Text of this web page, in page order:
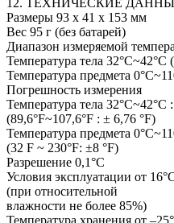
Размеры 93 х 41 х 153 мм
Вес 95 г (без батарей)
Диапазон измеряемой
Температура тела 32°C~42°C
Температура предмета
Погрешность измерения
Температура тела 32°C~42°C
(89,6°F~107,6°F : ± 6,76 °F)
Температура предмета
(32 F ~ 230°F: ±8 °F)
Разрешение 0,1°C
Условия эксплуатации от
(при относительной
влажности не более 85%)
Температура хранения от